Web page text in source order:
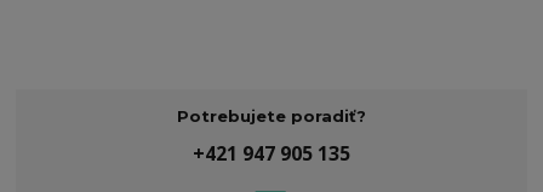
Potrebujete poradiť?
+421 947 905 135